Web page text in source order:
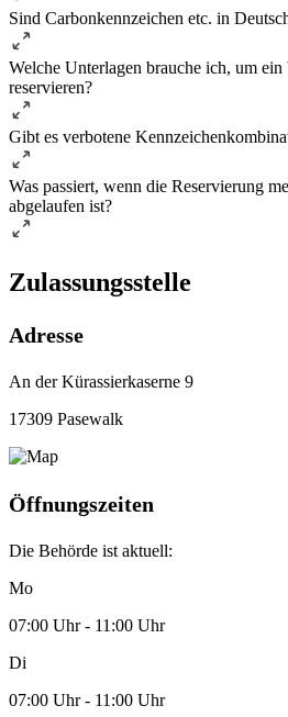
Sind Carbonkennzeichen etc. in
Welche Unterlagen brauche ich, um ein
reservieren?
Gibt es verbotene
Was passiert, wenn die Reservierung
abgelaufen ist?
Zulassungsstelle
Adresse
An der Kürassierkaserne 9
17309 Pasewalk
Öffnungszeiten
Die Behörde ist aktuell:
Mo
07:00 Uhr - 11:00 Uhr
Di
07:00 Uhr - 11:00 Uhr